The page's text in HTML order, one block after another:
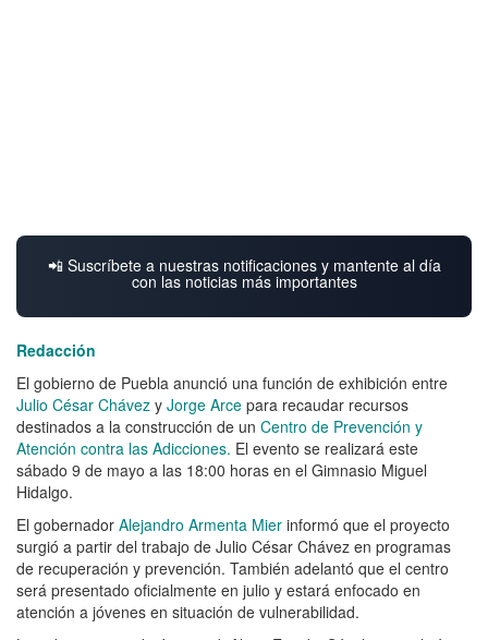
📲 Suscríbete a nuestras notificaciones y mantente al día
con las noticias más importantes
Redacción
El gobierno de Puebla anunció una función de exhibición entre
Julio César Chávez y Jorge Arce para recaudar recursos
destinados a la construcción de un Centro de Prevención y
Atención contra las Adicciones. El evento se realizará este
sábado 9 de mayo a las 18:00 horas en el Gimnasio Miguel
Hidalgo.
El gobernador Alejandro Armenta Mier informó que el proyecto
surgió a partir del trabajo de Julio César Chávez en programas
de recuperación y prevención. También adelantó que el centro
será presentado oficialmente en julio y estará enfocado en
atención a jóvenes en situación de vulnerabilidad.